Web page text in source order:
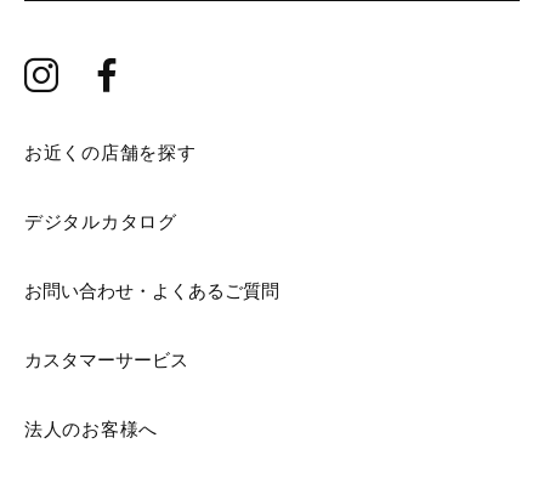
お近くの店舗を探す
デジタルカタログ
お問い合わせ・よくあるご質問
カスタマーサービス
法人のお客様へ